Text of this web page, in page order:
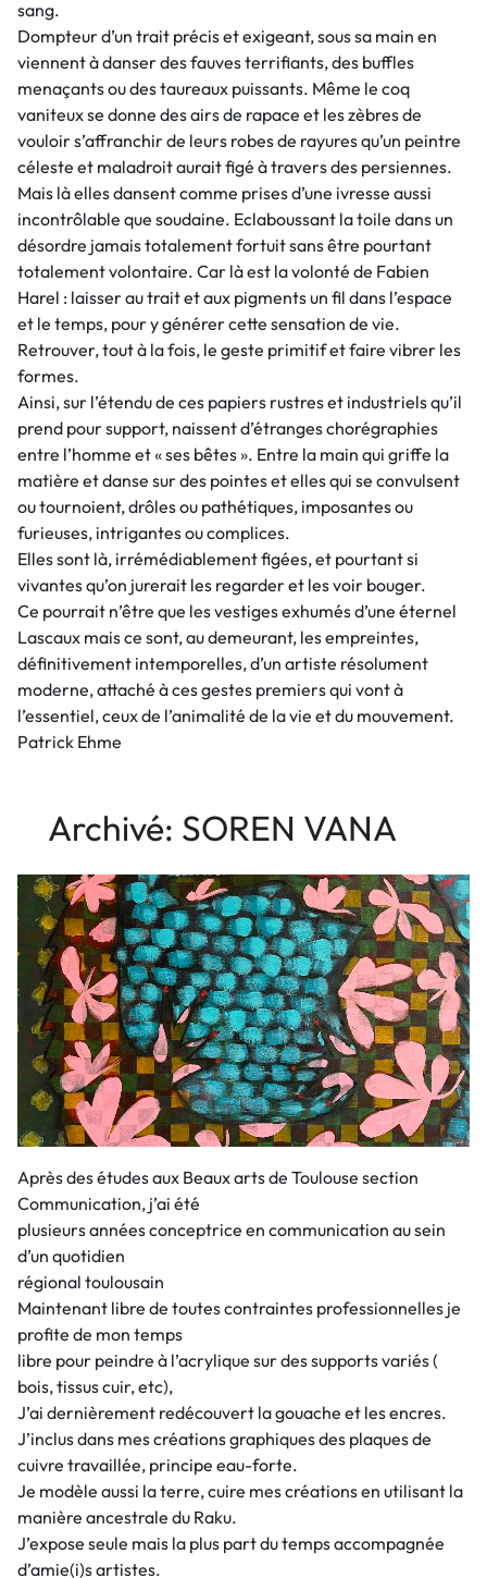
sang.
Dompteur d’un trait précis et exigeant, sous sa main en
viennent à danser des fauves terrifiants, des buffles
menaçants ou des taureaux puissants. Même le coq
vaniteux se donne des airs de rapace et les zèbres de
vouloir s’affranchir de leurs robes de rayures qu’un peintre
céleste et maladroit aurait figé à travers des persiennes.
Mais là elles dansent comme prises d’une ivresse aussi
incontrôlable que soudaine. Eclaboussant la toile dans un
désordre jamais totalement fortuit sans être pourtant
totalement volontaire. Car là est la volonté de Fabien
Harel : laisser au trait et aux pigments un fil dans l’espace
et le temps, pour y générer cette sensation de vie.
Retrouver, tout à la fois, le geste primitif et faire vibrer les
formes.
Ainsi, sur l’étendu de ces papiers rustres et industriels qu’il
prend pour support, naissent d’étranges chorégraphies
entre l’homme et « ses bêtes ». Entre la main qui griffe la
matière et danse sur des pointes et elles qui se convulsent
ou tournoient, drôles ou pathétiques, imposantes ou
furieuses, intrigantes ou complices.
Elles sont là, irrémédiablement figées, et pourtant si
vivantes qu’on jurerait les regarder et les voir bouger.
Ce pourrait n’être que les vestiges exhumés d’une éternel
Lascaux mais ce sont, au demeurant, les empreintes,
définitivement intemporelles, d’un artiste résolument
moderne, attaché à ces gestes premiers qui vont à
l’essentiel, ceux de l’animalité de la vie et du mouvement.
Patrick Ehme
Archivé: SOREN VANA
Après des études aux Beaux arts de Toulouse section
Communication, j’ai été
plusieurs années conceptrice en communication au sein
d’un quotidien
régional toulousain
Maintenant libre de toutes contraintes professionnelles je
profite de mon temps
libre pour peindre à l’acrylique sur des supports variés (
bois, tissus cuir, etc),
J’ai dernièrement redécouvert la gouache et les encres.
J’inclus dans mes créations graphiques des plaques de
cuivre travaillée, principe eau-forte.
Je modèle aussi la terre, cuire mes créations en utilisant la
manière ancestrale du Raku.
J’expose seule mais la plus part du temps accompagnée
d’amie(i)s artistes.